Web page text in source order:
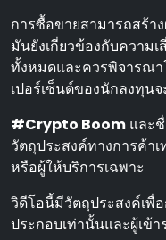
การซื้อขายสามารถสร้า
มันยังเกี่ยวข้องกับความ
ทั้งหมดและควรพิจารณ
เปอร์เซ็นต์ของนักลงทุนจ
#Crypto Boom และ
วัตถุประสงค์ทางการค้า
หรือผู้ให้บริการเฉพาะ
วิดีโอนี้มีวัตถุประสงค์เพื่
ประกอบเท่านั้นและผู้เข้